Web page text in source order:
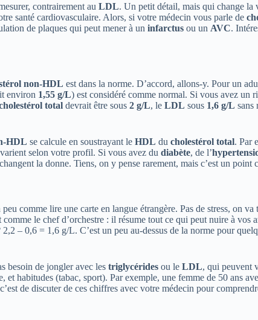
contrairement au LDL. Un petit détail, mais qui change la
santé cardiovasculaire. Alors, si votre médecin vous parle de
de plaques qui peut mener à un infarctus ou un AVC.
non-HDL est dans la norme. D’accord, allons-y. Pour un
environ 1,55 g/L) est considéré comme normal. Si vous avez un
total devrait être sous 2 g/L, le LDL sous 1,6 g/L sans
HDL se calcule en soustrayant le HDL du cholestérol total. Par
selon votre profil. Si vous avez du diabète, de l’
la donne. Tiens, on y pense rarement, mais c’est un point
comme lire une carte en langue étrangère. Pas de stress, on va
comme le chef d’orchestre : il résume tout ce qui peut nuire à vos
2,2 – 0,6 = 1,6 g/L. C’est un peu au-dessus de la norme pour
besoin de jongler avec les triglycérides ou le LDL, qui peuvent
et habitudes (tabac, sport). Par exemple, une femme de 50 ans
de discuter de ces chiffres avec votre médecin pour